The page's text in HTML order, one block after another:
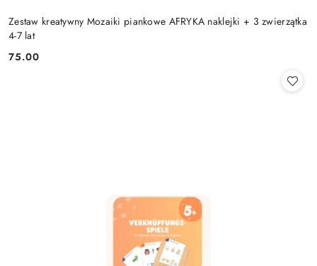
Zestaw kreatywny Mozaiki piankowe AFRYKA naklejki + 3 zwierzątka
4-7 lat
Cena:
75.00